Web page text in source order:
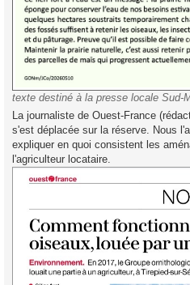
texte destiné à la presse locale Sud-
La journaliste de Ouest-France
s'est déplacée sur la réserve. Nous
expliquer en quoi consistent les
l'agriculteur locataire.